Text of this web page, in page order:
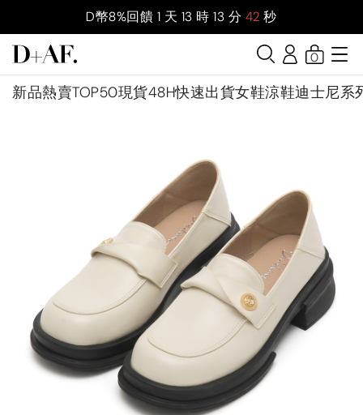
D幣8%回饋 1 天 13 時 13 分 41 秒
新品熱賣TOP50現貨48H快速出貨女鞋涼鞋迪士尼系
0